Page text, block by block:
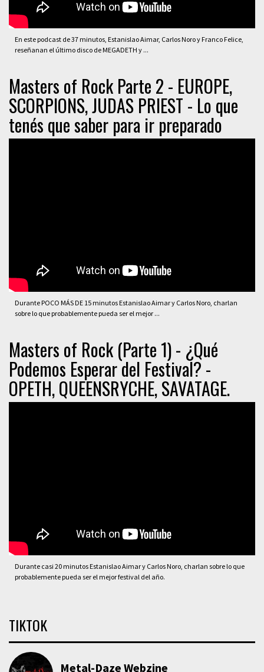
En este podcast de 37 minutos, Estanislao Aimar, Carlos Noro y Franco Felice,
reseñanan el último disco de MEGADETH y ...
Masters of Rock Parte 2 - EUROPE,
SCORPIONS, JUDAS PRIEST - Lo que
tenés que saber para ir preparado
Durante POCO MÁS DE 15 minutos Estanislao Aimar y Carlos Noro, charlan
sobre lo que probablemente pueda ser el mejor ...
Masters of Rock (Parte 1) - ¿Qué
Podemos Esperar del Festival? -
OPETH, QUEENSRYCHE, SAVATAGE.
Durante casi 20 minutos Estanislao Aimar y Carlos Noro, charlan sobre lo que
probablemente pueda ser el mejor festival del año.
TIKTOK
Metal-Daze Webzine